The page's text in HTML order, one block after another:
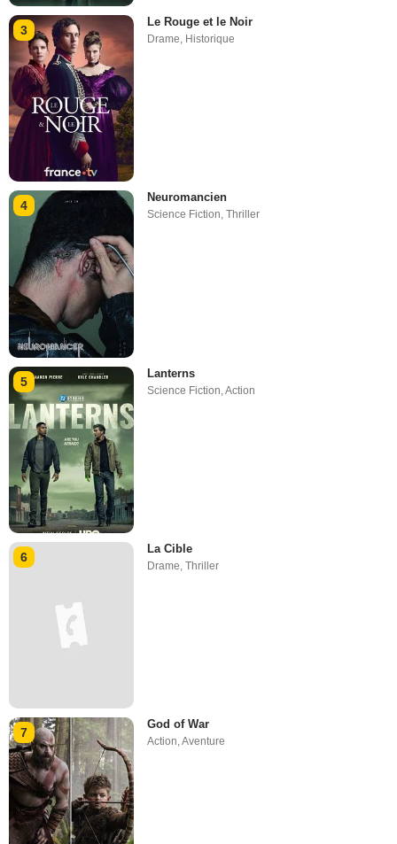
3
Le Rouge et le Noir
Drame, Historique
4
Neuromancien
Science Fiction,Thriller
5
Lanterns
Science Fiction ,Action
6
La Cible
Drame,Thriller
7
God of War
Action,Aventure